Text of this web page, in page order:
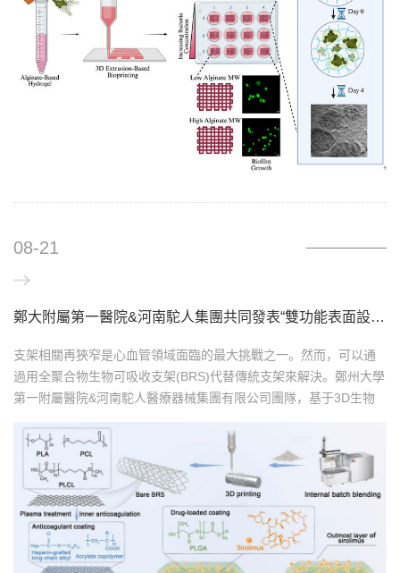
08-21
鄭大附屬第一醫院&河南駝人集團共同發表“雙功能表面設計對3D打印成型生物可吸收支架性能的影響”
支架相關再狹窄是心血管領域面臨的最大挑戰之一。然而，可以通
過用全聚合物生物可吸收支架(BRS)代替傳統支架來解決。鄭州大學
第一附屬醫院&河南駝人醫療器械集團有限公司團隊，基于3D生物
包括一個用于抑制細胞增殖的外部西羅莫司負載涂層和一個具有抗
凝特性的內部肝素接枝涂層。采用熱重分析和差示掃描量熱法優化
支架打印起始材料聚乳酸、聚己內酯和聚(l-丙交酯-共ε-己內酯)的加
工條件，在195°C下3D打印后無明顯分子量衰減。傅里葉變換紅外
光譜用于表征西羅莫司涂層和接枝肝素到支架上的化學成分變化。
所得BRS/SRL支架的溶血率符合臨床要求，凝血